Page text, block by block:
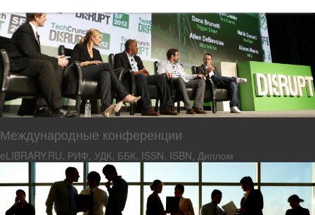
Международные конференции
eLIBRARY.RU, РИФ, УДК, ББК, ISSN, ISBN, Диплом